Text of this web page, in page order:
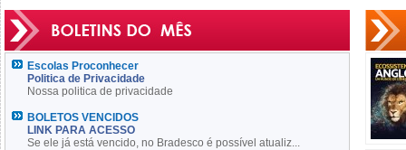
Escolas Proconhecer
Politica de Privacidade
Nossa politica de privacidade
BOLETOS VENCIDOS
LINK PARA ACESSO
Se ele já está vencido, no Bradesco é possível atualiz...